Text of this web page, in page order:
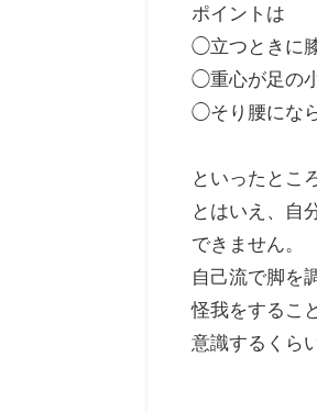
ポイントは
◯立つときに
◯重心が足の
◯そり腰にな
といったとこ
とはいえ、自
できません。
自己流で脚を
怪我をするこ
意識するくら